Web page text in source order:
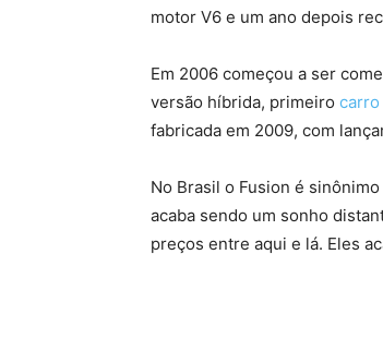
motor V6 e um ano depois
Em 2006 começou a ser
versão híbrida, primeiro carro
fabricada em 2009, com
No Brasil o Fusion é
acaba sendo um sonho
preços entre aqui e lá. Eles